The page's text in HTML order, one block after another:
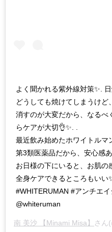
よく聞かれる紫外線対策✨.
どうしても焼けてしまうけど
消すのが大変だから、なるべ
らケアが大切👌✨. .
最近飲み始めたホワイトルマ
第3類医薬品だから、安心感
お日様の下にいると、お肌の
全身ケアできるところもいい
#WHITERUMAN #アンチエ
@whiteruman
南 美沙 【Minami Misa】 さん